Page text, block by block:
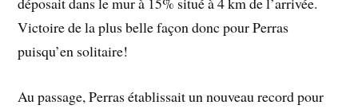
Victoire de la plus belle façon donc pour Perras
puisqu’en solitaire!
Au passage, Perras établissait un nouveau record pour